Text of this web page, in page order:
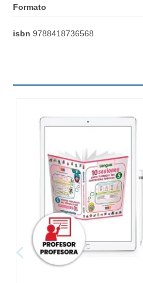
Formato
isbn 9788418736568